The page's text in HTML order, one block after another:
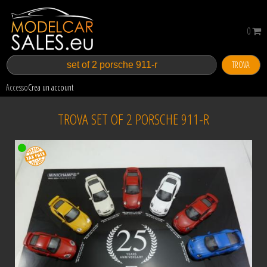
TROVA
AccessoCrea un account
0
TROVA SET OF 2 PORSCHE 911-R